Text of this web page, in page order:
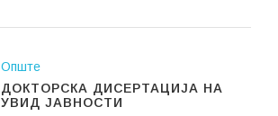
Опште
ДОКТОРСКА ДИСЕРТАЦИЈА НА
УВИД ЈАВНОСТИ